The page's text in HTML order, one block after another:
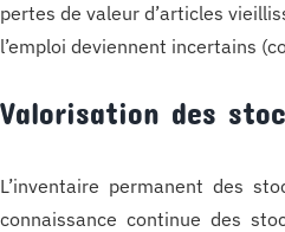
pertes de valeur d’articles
l’emploi deviennent incertains
Valorisation des
L’inventaire permanent des
connaissance continue des